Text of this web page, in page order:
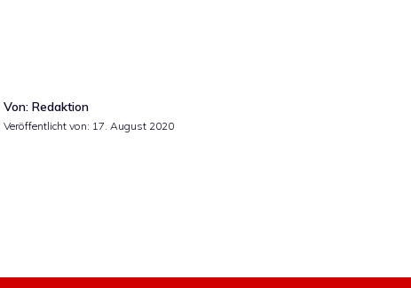
Von: Redaktion
Veröffentlicht von: 17. August 2020